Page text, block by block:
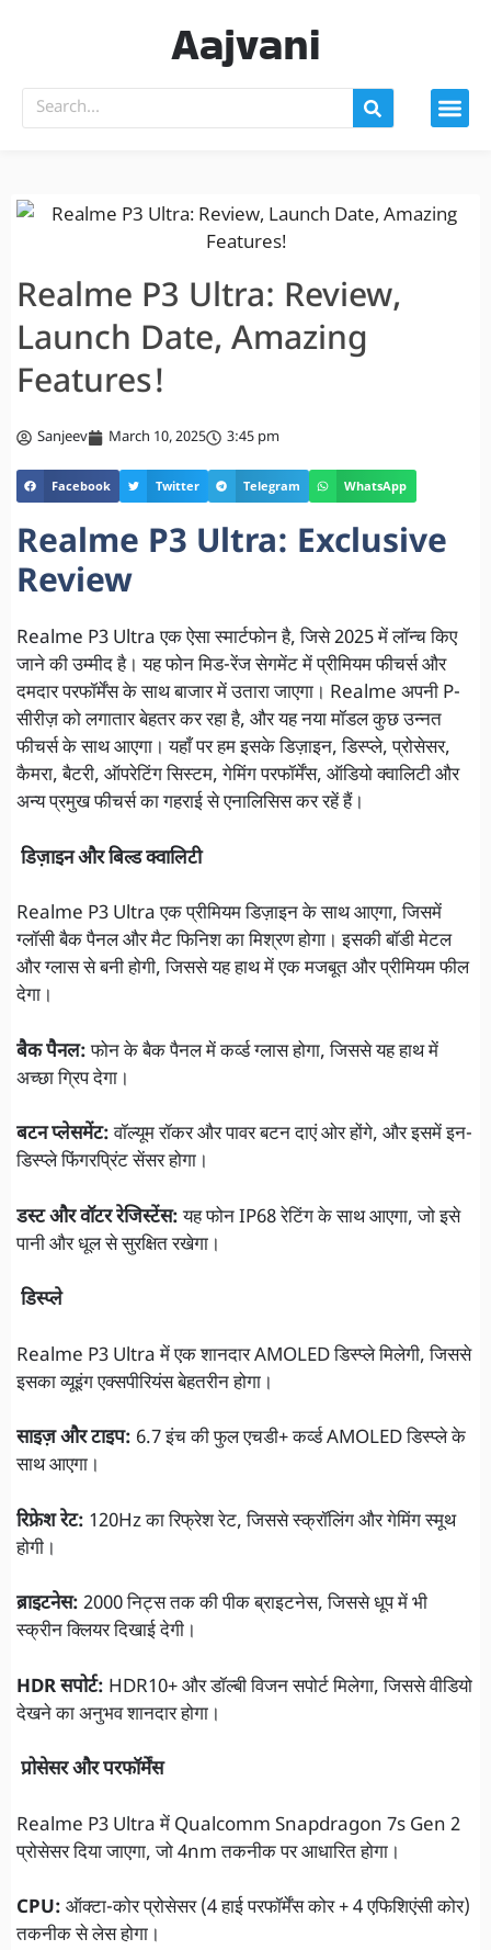
Aajvani
Realme P3 Ultra: Review,
Launch Date, Amazing
Features!
Sanjeev March 10, 2025 3:45 pm
Facebook Twitter Telegram WhatsApp
Realme P3 Ultra: Exclusive
Review
Realme P3 Ultra एक ऐसा स्मार्टफोन है, जिसे 2025 में लॉन्च किए
जाने की उम्मीद है। यह फोन मिड-रेंज सेगमेंट में प्रीमियम फीचर्स और
दमदार परफॉर्मेंस के साथ बाजार में उतारा जाएगा। Realme अपनी P-
सीरीज़ को लगातार बेहतर कर रहा है, और यह नया मॉडल कुछ उन्नत
फीचर्स के साथ आएगा। यहाँ पर हम इसके डिज़ाइन, डिस्प्ले, प्रोसेसर,
कैमरा, बैटरी, ऑपरेटिंग सिस्टम, गेमिंग परफॉर्मेंस, ऑडियो क्वालिटी और
अन्य प्रमुख फीचर्स का गहराई से एनालिसिस कर रहें हैं।
डिज़ाइन और बिल्ड क्वालिटी
Realme P3 Ultra एक प्रीमियम डिज़ाइन के साथ आएगा, जिसमें
ग्लॉसी बैक पैनल और मैट फिनिश का मिश्रण होगा। इसकी बॉडी मेटल
और ग्लास से बनी होगी, जिससे यह हाथ में एक मजबूत और प्रीमियम फील
देगा।
बैक पैनल:फोन के बैक पैनल में कर्व्ड ग्लास होगा, जिससे यह हाथ में
अच्छा ग्रिप देगा।
बटन प्लेसमेंट:वॉल्यूम रॉकर और पावर बटन दाएं ओर होंगे, और इसमें इन-
डिस्प्ले फिंगरप्रिंट सेंसर होगा।
डस्ट और वॉटर रेजिस्टेंस:यह फोन IP68 रेटिंग के साथ आएगा, जो इसे
पानी और धूल से सुरक्षित रखेगा।
डिस्प्ले
Realme P3 Ultra में एक शानदार AMOLED डिस्प्ले मिलेगी, जिससे
इसका व्यूइंग एक्सपीरियंस बेहतरीन होगा।
साइज़ और टाइप: 6.7 इंच की फुल एचडी+ कर्व्ड AMOLED डिस्प्ले के
साथ आएगा।
रिफ्रेश रेट: 120Hz का रिफ्रेश रेट, जिससे स्क्रॉलिंग और गेमिंग स्मूथ
होगी।
ब्राइटनेस: 2000 निट्स तक की पीक ब्राइटनेस, जिससे धूप में भी
स्क्रीन क्लियर दिखाई देगी।
HDR सपोर्ट: HDR10+ और डॉल्बी विजन सपोर्ट मिलेगा, जिससे वीडियो
देखने का अनुभव शानदार होगा।
प्रोसेसर और परफॉर्मेंस
Realme P3 Ultra में Qualcomm Snapdragon 7s Gen 2
प्रोसेसर दिया जाएगा, जो 4nm तकनीक पर आधारित होगा।
CPU: ऑक्टा-कोर प्रोसेसर (4 हाई परफॉर्मेंस कोर + 4 एफिशिएंसी कोर)
तकनीक से लेस होगा।